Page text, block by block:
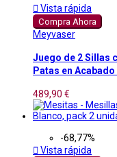
 Vista rápida
Compra Ahora
Meyvaser
Juego de 2 Sillas
Patas en
489,90 €
-68,77%
 Vista rápida